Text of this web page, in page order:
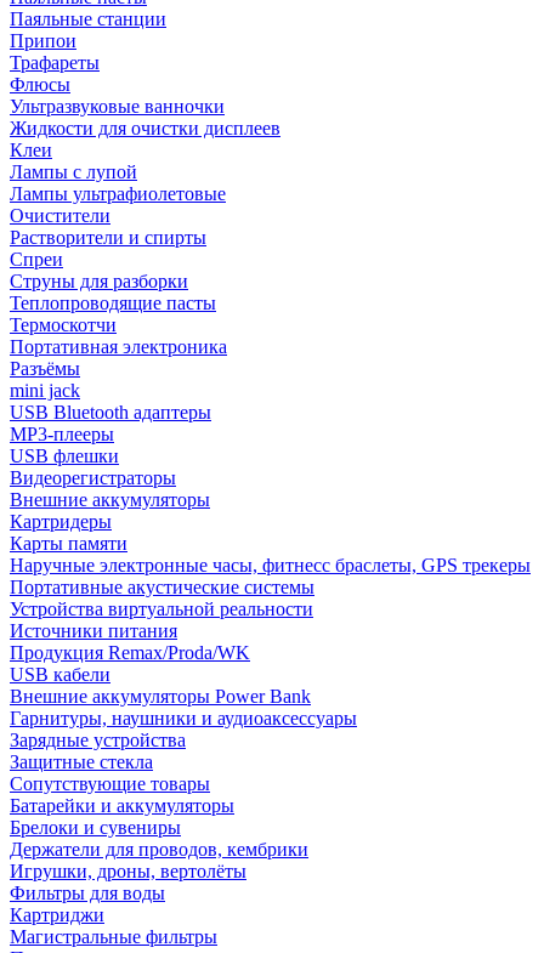
Паяльные станции
Припои
Трафареты
Флюсы
Ультразвуковые ванночки
Жидкости для очистки дисплеев
Клеи
Лампы с лупой
Лампы ультрафиолетовые
Очистители
Растворители и спирты
Спреи
Струны для разборки
Теплопроводящие пасты
Термоскотчи
Портативная электроника
Разъёмы
mini jack
USB Bluetooth адаптеры
MP3-плееры
USB флешки
Видеорегистраторы
Внешние аккумуляторы
Картридеры
Карты памяти
Наручные электронные часы, фитнесс браслеты, GPS трекеры
Портативные акустические системы
Устройства виртуальной реальности
Источники питания
Продукция Remax/Proda/WK
USB кабели
Внешние аккумуляторы Power Bank
Гарнитуры, наушники и аудиоаксессуары
Зарядные устройства
Защитные стекла
Сопутствующие товары
Батарейки и аккумуляторы
Брелоки и сувениры
Держатели для проводов, кембрики
Игрушки, дроны, вертолёты
Фильтры для воды
Картриджи
Магистральные фильтры